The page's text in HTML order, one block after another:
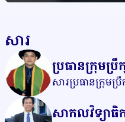
សារ
ប្រធានក្រុមប្រឹ
សារប្រធានក្រុមប្
សាកលវិទ្យាធិក